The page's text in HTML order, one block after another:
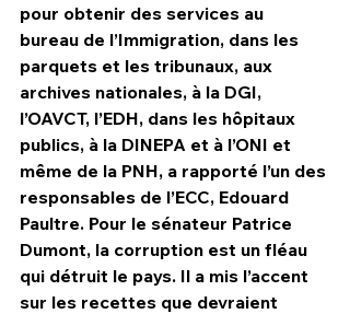
pour obtenir des services au
bureau de l’Immigration, dans les
parquets et les tribunaux, aux
archives nationales, à la DGI,
l’OAVCT, l’EDH, dans les hôpitaux
publics, à la DINEPA et à l’ONI et
même de la PNH, a rapporté l’un des
responsables de l’ECC, Edouard
Paultre. Pour le sénateur Patrice
Dumont, la corruption est un fléau
qui détruit le pays. Il a mis l’accent
sur les recettes que devraient